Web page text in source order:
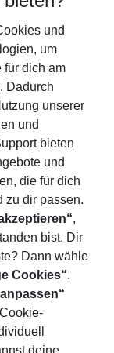
Hotel Baia Lara.
im Urlaub
Flughafen
(kostenlos),
(kostenlos) und
Standard
(ggf. geg.
und
um
für dich am
Dadurch
unserer
und
bieten
und
die für dich
zu dir passen.
,
bist. Dir
Dann wähle
Cookies“.
deine